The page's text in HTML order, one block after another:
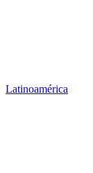
Latinoamérica